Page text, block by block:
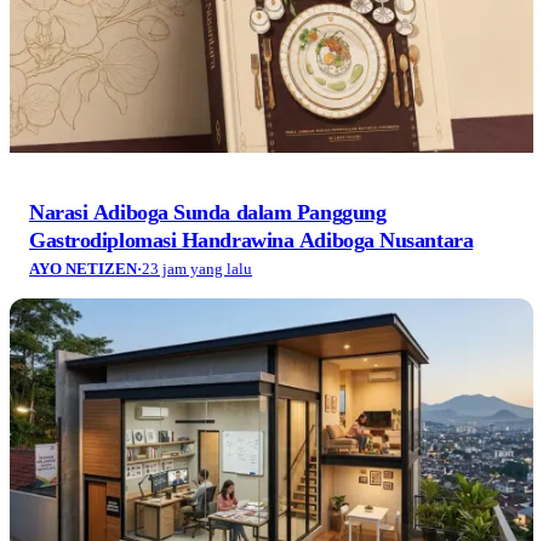
Narasi Adiboga Sunda dalam Panggung
Gastrodiplomasi Handrawina Adiboga Nusantara
AYO NETIZEN·23 jam yang lalu